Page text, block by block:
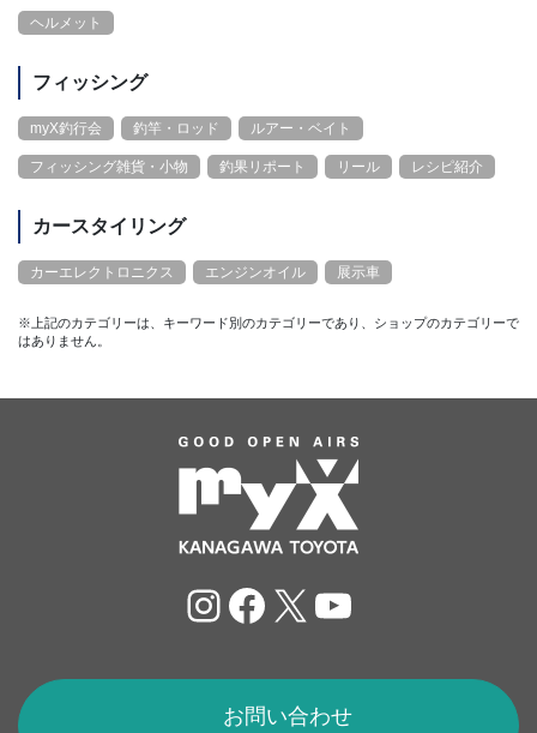
ヘルメット
フィッシング
myX釣行会 釣竿・ロッド ルアー・ベイト
フィッシング雑貨・小物 釣果リポート リール レシピ紹介
カースタイリング
カーエレクトロニクス エンジンオイル 展示車
※上記のカテゴリーは、キーワード別のカテゴリーであり、ショップのカテゴリーで
はありません。
Instagram
Facebook
X YouTube
お問い合わせ